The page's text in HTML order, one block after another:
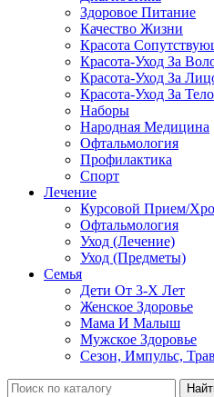
Здоровое Питание
Качество Жизни
Красота
Красота-Уход За
Красота-Уход За
Красота-Уход За
Наборы
Народная Медицина
Офтальмология
Профилактика
Спорт
Лечение
Курсовой Прием/
Офтальмология
Уход (Лечение)
Уход (Предметы)
Семья
Дети От 3-Х Лет
Женское Здоровье
Мама И Малыш
Мужское Здоровье
Сезон, Импульс,